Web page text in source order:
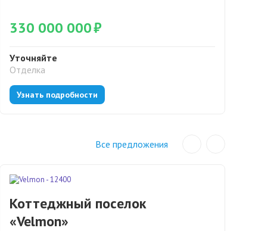
Отделка
Уточняйте
330 000 000₽
Узнать подробности
Все предложения
Коттеджный поселок
«Velmon»